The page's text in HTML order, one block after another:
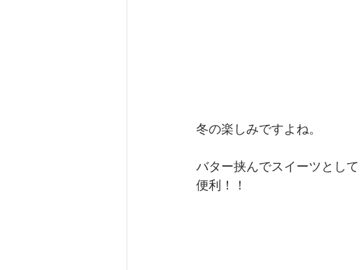
冬の楽しみですよね。
バター挟んでスイーツとし
便利！！